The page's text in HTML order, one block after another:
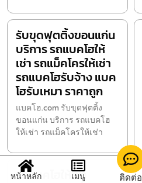
รับขุดฟุตติ้งขอนแก่น
บริการ รถแบคโฮให้
เช่า รถแม็คโครให้เช่า
รถแบคโฮรับจ้าง แบค
โฮรับเหมา ราคาถูก
แบคโฮ.com รับขุดฟุตติ้ง
ขอนแก่น บริการ รถแบคโฮ
ให้เช่า รถแม็คโครให้เช่า
รถแบคโฮให้เช่า
หน้าหลัก เมนู ติดต่อ